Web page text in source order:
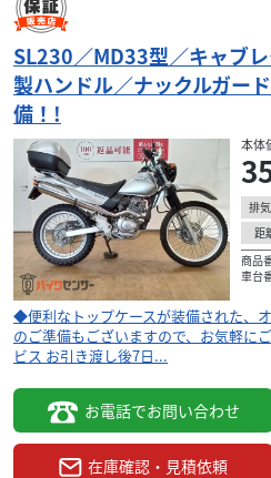
ホンダ
SL230 1997年モデル リア
ド！...
本体価格:37.80 （税込）
タイヤパンク保証、Keeperコ
ト！点検、車検にお得なパート
す！◆126cc以上の通販送料無
SL230／MD33型／キャブ
製ハンドル／ナックルガー
備！!
本体
排
距
商品
車台
◆便利なトップケースが装備された、
のご準備もございますので、お気軽に
ビス お引き渡し後7日...
お電話でお問い合わせ
在庫確認・見積依頼